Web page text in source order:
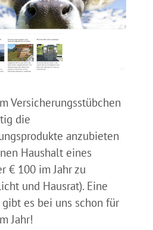
Versicherungsstübchen
die
anzubieten
Haushalt eines
€ 100 im Jahr zu
und Hausrat). Eine
es bei uns schon für
Jahr!